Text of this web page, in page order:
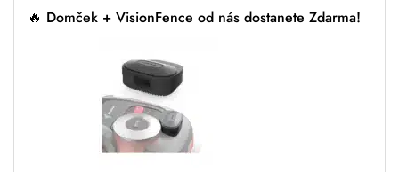
🔥 Domček + VisionFence od nás dostanete Zdarma!